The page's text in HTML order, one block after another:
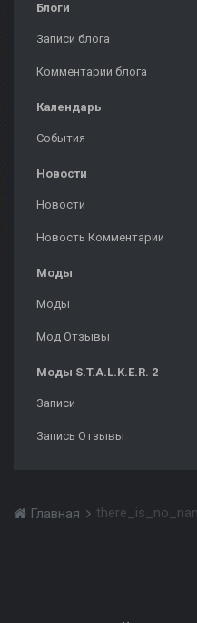
Блоги
Записи блога
Комментарии блога
Календарь
События
Новости
Новости
Новость Комментарии
Моды
Моды
Мод Отзывы
Моды S.T.A.L.K.E.R. 2
Записи
Запись Отзывы
Главная